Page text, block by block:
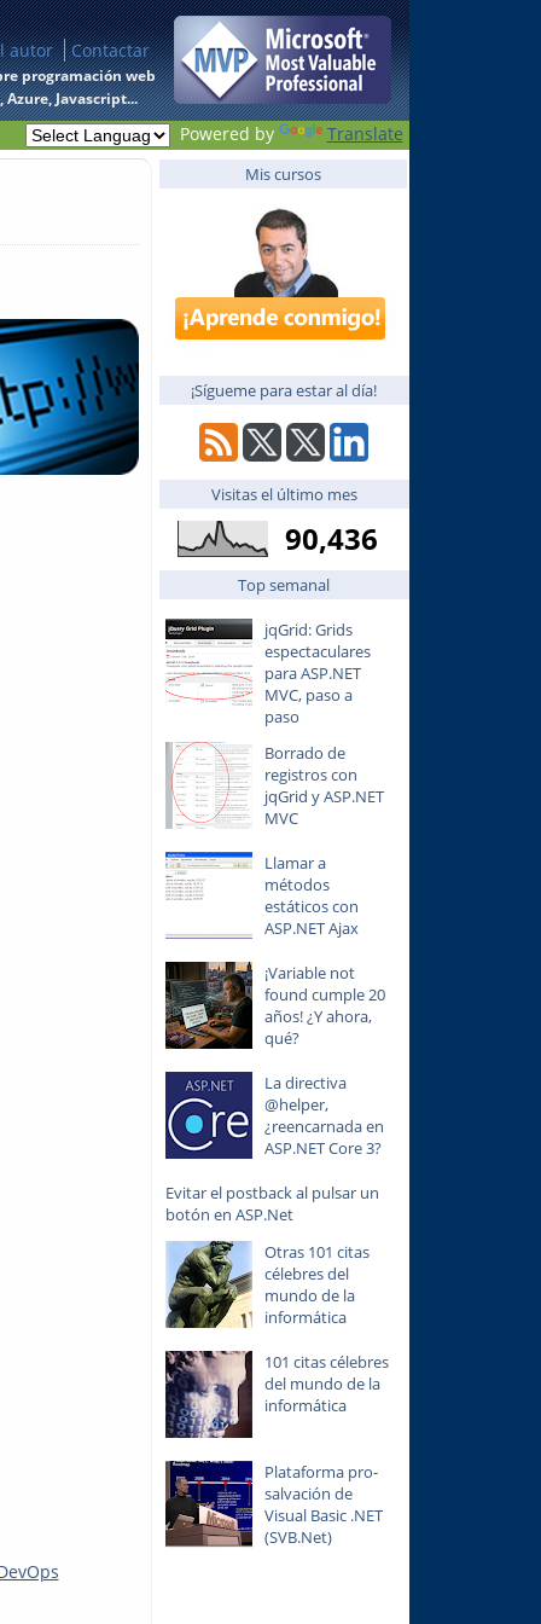
autor Contactar
programación web
Azure, Javascript...
Powered by Translate
Mis cursos
¡Sígueme para estar al día!
Visitas el último mes
90,436
Top semanal
jqGrid: Grids
espectaculares
para ASP.NET
MVC, paso a
paso
Borrado de
registros con
jqGrid y ASP.NET
MVC
Llamar a
métodos
estáticos con
ASP.NET Ajax
¡Variable not
found cumple 20
años! ¿Y ahora,
qué?
La directiva
@helper,
¿reencarnada en
ASP.NET Core 3?
Evitar el postback al pulsar un
botón en ASP.Net
Otras 101 citas
célebres del
mundo de la
informática
101 citas célebres
del mundo de la
informática
Plataforma pro-
salvación de
Visual Basic .NET
(SVB.Net)